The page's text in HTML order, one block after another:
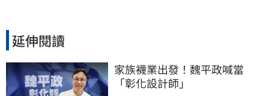
延伸閱讀
家族襪業出發！魏平政喊當
「彰化設計師」